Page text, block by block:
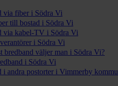
via fiber i Södra Vi
till bostad i Södra Vi
via kabel-TV i Södra Vi
i Södra Vi
bredband väljer man i Södra Vi?
i Södra Vi
i andra postorter i Vimmerby